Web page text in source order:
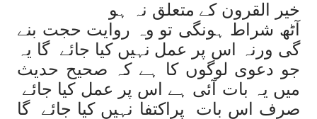
خیر القرون کے متعلق نہ ہو
آٹھ شراط ہونگی تو وہ روایت حجت بنے
گی ورنہ اس پر عمل نہیں کیا جائے گا یہ
جو دعوی لوگوں کا ہے کہ صحیح حدیث
میں یہ بات آئی ہے اس پر عمل کیا جائے
صرف اس بات پراکتفا نہیں کیا جائے گا